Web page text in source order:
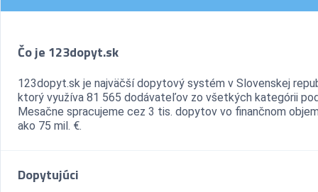
Čo je 123dopyt.sk
123dopyt.sk je najväčší dopytový systém v Slovenskej
ktorý využíva 81 565 dodávateľov zo všetkých kategórii
Mesačne spracujeme cez 3 tis. dopytov vo finančnom
ako 75 mil. €.
Dopytujúci